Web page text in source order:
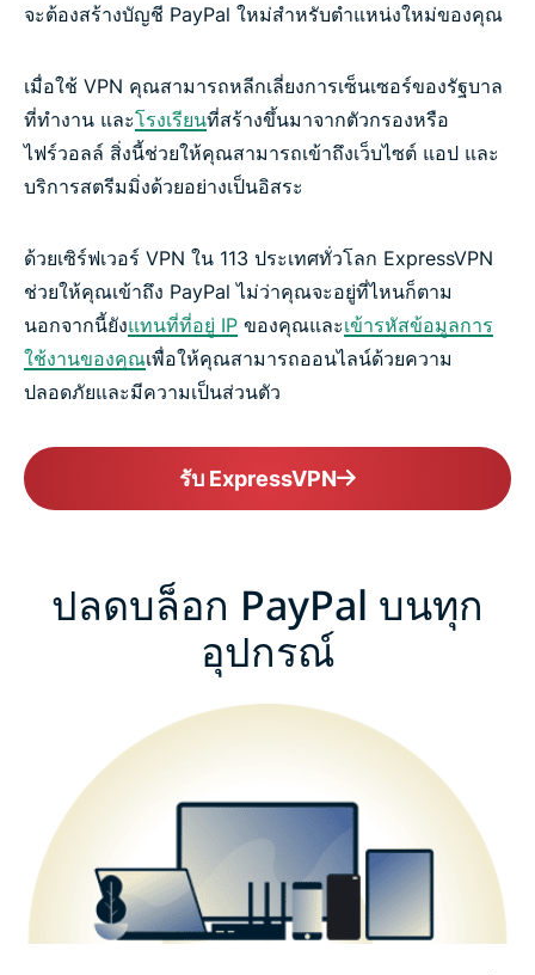
จะต้องสร้างบัญชี PayPal ใหม่สำหรับตำแหน่งใหม่ของคุณ
เมื่อใช้ VPN คุณสามารถหลีกเลี่ยงการเซ็นเซอร์ของรัฐบาล
ที่ทำงาน และโรงเรียนที่สร้างขึ้นมาจากตัวกรองหรือ
ไฟร์วอลล์ สิ่งนี้ช่วยให้คุณสามารถเข้าถึงเว็บไซต์ แอป และ
บริการสตรีมมิ่งด้วยอย่างเป็นอิสระ
ด้วยเซิร์ฟเวอร์ VPN ใน 113 ประเทศทั่วโลก ExpressVPN
ช่วยให้คุณเข้าถึง PayPal ไม่ว่าคุณจะอยู่ที่ไหนก็ตาม
นอกจากนี้ยังแทนที่ที่อยู่ IP ของคุณและเข้ารหัสข้อมูลการ
ใช้งานของคุณเพื่อให้คุณสามารถออนไลน์ด้วยความ
ปลอดภัยและมีความเป็นส่วนตัว
รับ ExpressVPN
ปลดบล็อก PayPal บนทุก
อุปกรณ์